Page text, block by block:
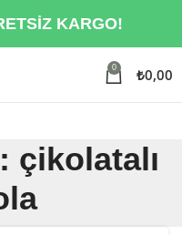
KARGO!
0 ₺0,00
çikolatalı